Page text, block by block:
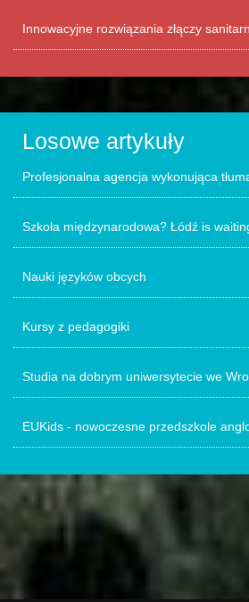
Innowacyjne rozwiązania złączy
Losowe artykuły
Profesjonalna agencja wykonująca
Szkoła międzynarodowa? Łódź is
Nauki języków obcych
Kursy z pedagogiki
Studia na dobrym uniwersytecie we
EUKids - nowoczesne przedszkole